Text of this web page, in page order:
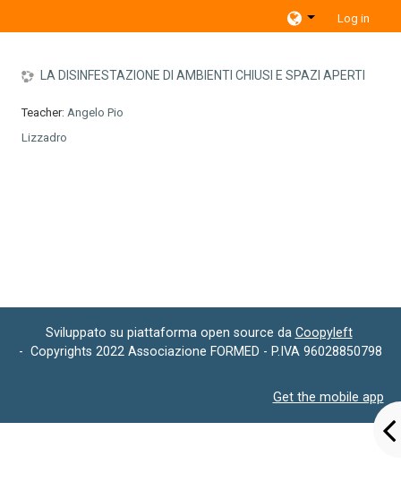
Log in
LA DISINFESTAZIONE DI AMBIENTI CHIUSI E SPAZI APERTI
Teacher:Angelo Pio
Lizzadro
Sviluppato su piattaforma open source da Coopyleft
- Copyrights 2022 Associazione FORMED - P.IVA 96028850798
Get the mobile app